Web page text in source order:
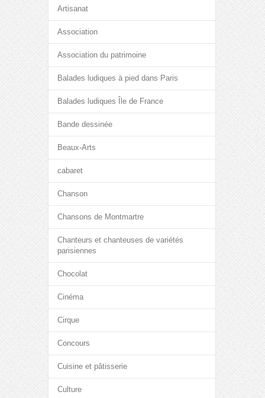
Artisanat
Association
Association du patrimoine
Balades ludiques à pied dans Paris
Balades ludiques Île de France
Bande dessinée
Beaux-Arts
cabaret
Chanson
Chansons de Montmartre
Chanteurs et chanteuses de variétés
parisiennes
Chocolat
Cinéma
Cirque
Concours
Cuisine et pâtisserie
Culture